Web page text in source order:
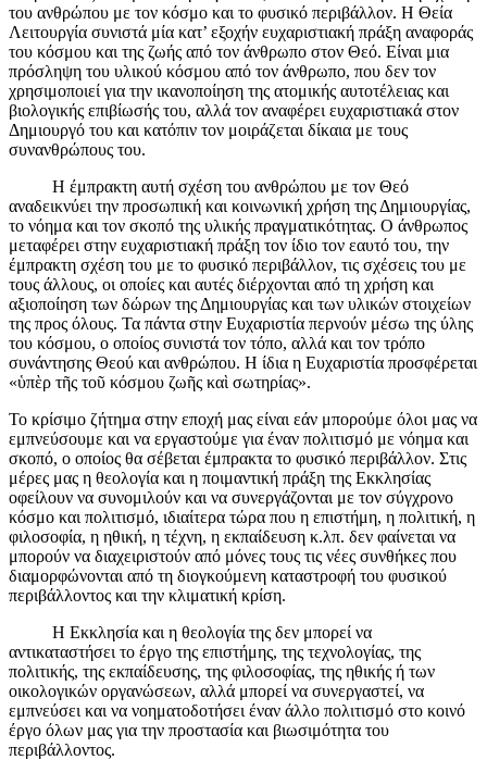
του ανθρώπου με τον κόσμο και το φυσικό περιβάλλον. Η Θεία
Λειτουργία συνιστά μία κατ’ εξοχήν ευχαριστιακή πράξη αναφοράς
του κόσμου και της ζωής από τον άνθρωπο στον Θεό. Είναι μια
πρόσληψη του υλικού κόσμου από τον άνθρωπο, που δεν τον
χρησιμοποιεί για την ικανοποίηση της ατομικής αυτοτέλειας και
βιολογικής επιβίωσής του, αλλά τον αναφέρει ευχαριστιακά στον
Δημιουργό του και κατόπιν τον μοιράζεται δίκαια με τους
συνανθρώπους του.
Η έμπρακτη αυτή σχέση του ανθρώπου με τον Θεό
αναδεικνύει την προσωπική και κοινωνική χρήση της Δημιουργίας,
το νόημα και τον σκοπό της υλικής πραγματικότητας. Ο άνθρωπος
μεταφέρει στην ευχαριστιακή πράξη τον ίδιο τον εαυτό του, την
έμπρακτη σχέση του με το φυσικό περιβάλλον, τις σχέσεις του με
τους άλλους, οι οποίες και αυτές διέρχονται από τη χρήση και
αξιοποίηση των δώρων της Δημιουργίας και των υλικών στοιχείων
της προς όλους. Τα πάντα στην Ευχαριστία περνούν μέσω της ύλης
του κόσμου, ο οποίος συνιστά τον τόπο, αλλά και τον τρόπο
συνάντησης Θεού και ανθρώπου. Η ίδια η Ευχαριστία προσφέρεται
«ὑπὲρ τῆς τοῦ κόσμου ζωῆς καὶ σωτηρίας».
Το κρίσιμο ζήτημα στην εποχή μας είναι εάν μπορούμε όλοι μας να
εμπνεύσουμε και να εργαστούμε για έναν πολιτισμό με νόημα και
σκοπό, ο οποίος θα σέβεται έμπρακτα το φυσικό περιβάλλον. Στις
μέρες μας η θεολογία και η ποιμαντική πράξη της Εκκλησίας
οφείλουν να συνομιλούν και να συνεργάζονται με τον σύγχρονο
κόσμο και πολιτισμό, ιδιαίτερα τώρα που η επιστήμη, η πολιτική, η
φιλοσοφία, η ηθική, η τέχνη, η εκπαίδευση κ.λπ. δεν φαίνεται να
μπορούν να διαχειριστούν από μόνες τους τις νέες συνθήκες που
διαμορφώνονται από τη διογκούμενη καταστροφή του φυσικού
περιβάλλοντος και την κλιματική κρίση.
Η Εκκλησία και η θεολογία της δεν μπορεί να
αντικαταστήσει το έργο της επιστήμης, της τεχνολογίας, της
πολιτικής, της εκπαίδευσης, της φιλοσοφίας, της ηθικής ή των
οικολογικών οργανώσεων, αλλά μπορεί να συνεργαστεί, να
εμπνεύσει και να νοηματοδοτήσει έναν άλλο πολιτισμό στο κοινό
έργο όλων μας για την προστασία και βιωσιμότητα του
περιβάλλοντος.